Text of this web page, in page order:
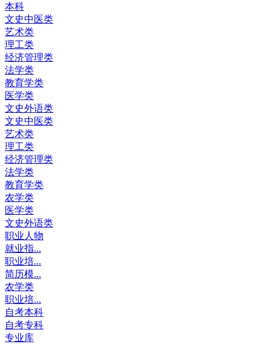
本科
文史中医类
艺术类
理工类
经济管理类
法学类
教育学类
医学类
文史外语类
文史中医类
艺术类
理工类
经济管理类
法学类
教育学类
农学类
医学类
文史外语类
职业人物
就业指...
职业培...
简历模...
农学类
职业培...
自考本科
自考专科
专业库